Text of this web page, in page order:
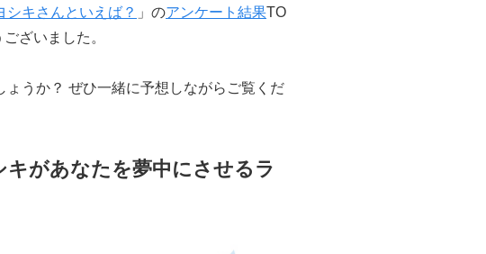
シキさんといえば？ 」のアンケート結果TO
ざいました。
うか？ ぜひ一緒に予想しながらご覧くだ
キがあなたを夢中にさせるラ